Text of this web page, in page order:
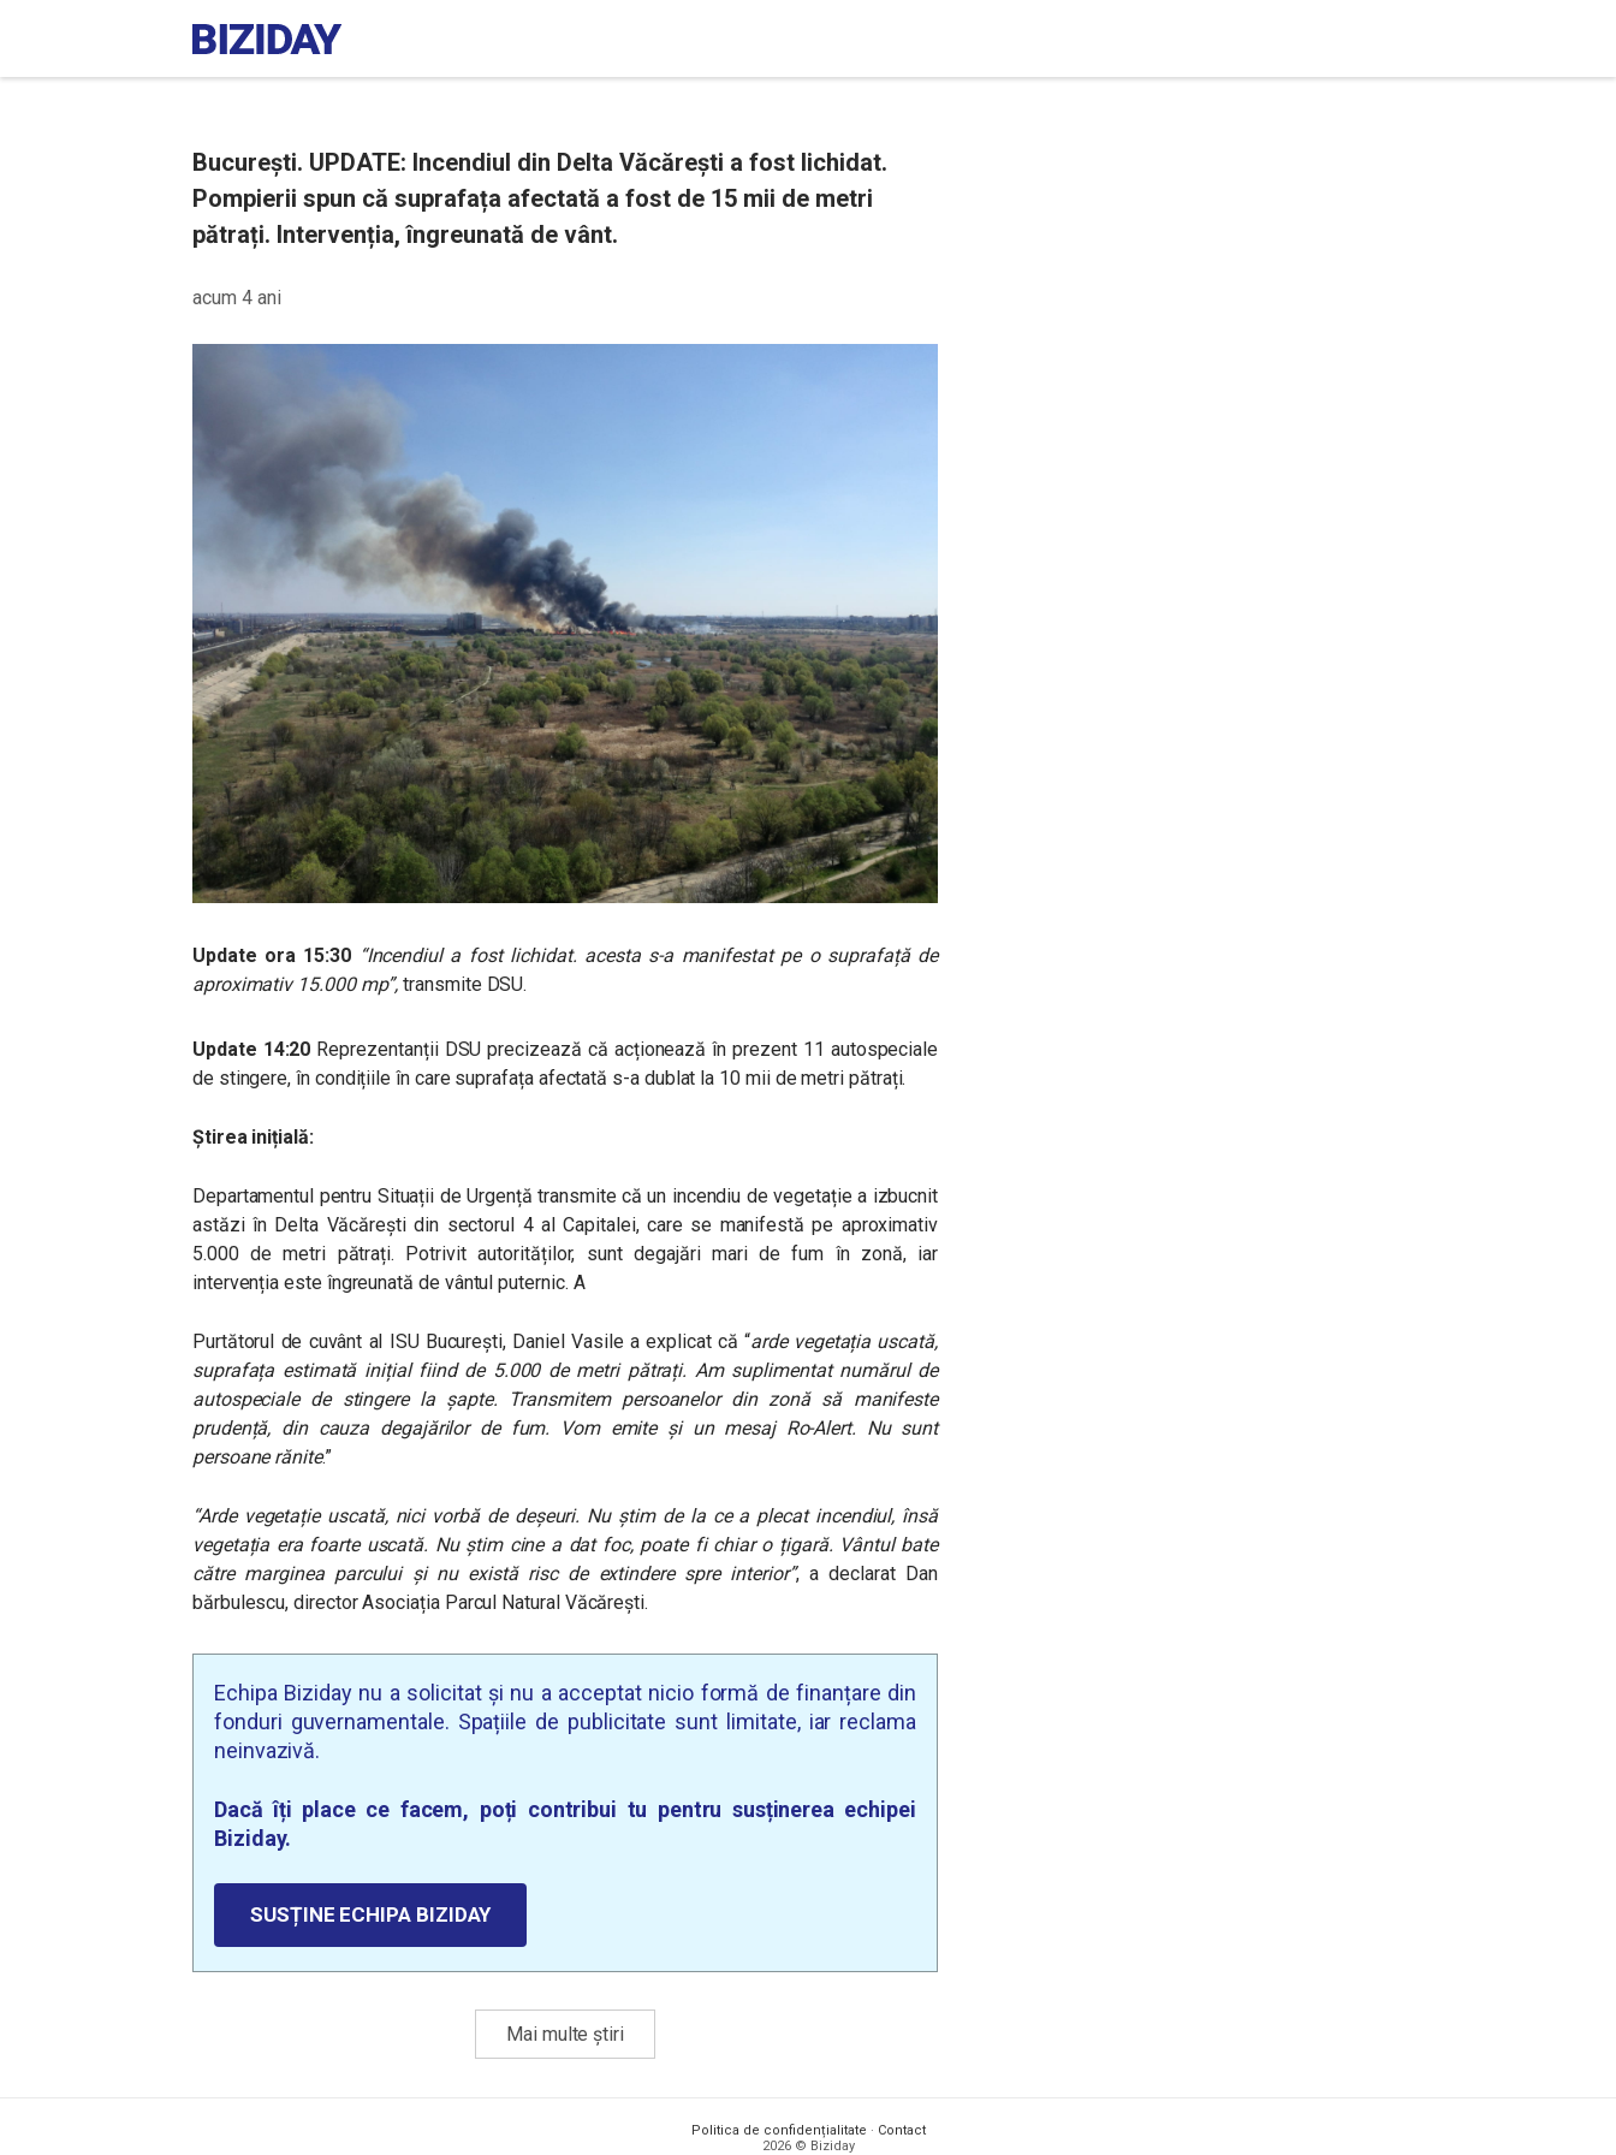
București. UPDATE: Incendiul din Delta Văcărești a fost lichidat.
Pompierii spun că suprafața afectată a fost de 15 mii de metri
pătrați. Intervenția, îngreunată de vânt.
acum 4 ani
Update ora 15:30 “Incendiul a fost lichidat. acesta s-a manifestat pe o suprafață de
aproximativ 15.000 mp”, transmite DSU.
Update 14:20 Reprezentanții DSU precizează că acționează în prezent 11 autospeciale
de stingere, în condițiile în care suprafața afectată s-a dublat la 10 mii de metri pătrați.
Știrea inițială:
Departamentul pentru Situații de Urgență transmite că un incendiu de vegetație a izbucnit
astăzi în Delta Văcărești din sectorul 4 al Capitalei, care se manifestă pe aproximativ
5.000 de metri pătrați. Potrivit autorităților, sunt degajări mari de fum în zonă, iar
intervenția este îngreunată de vântul puternic. A
Purtătorul de cuvânt al ISU București, Daniel Vasile a explicat că “arde vegetația uscată,
suprafața estimată inițial fiind de 5.000 de metri pătrați. Am suplimentat numărul de
autospeciale de stingere la șapte. Transmitem persoanelor din zonă să manifeste
prudență, din cauza degajărilor de fum. Vom emite și un mesaj Ro-Alert. Nu sunt
persoane rănite.”
“Arde vegetație uscată, nici vorbă de deșeuri. Nu știm de la ce a plecat incendiul, însă
vegetația era foarte uscată. Nu știm cine a dat foc, poate fi chiar o țigară. Vântul bate
către marginea parcului și nu există risc de extindere spre interior”, a declarat Dan
bărbulescu, director Asociația Parcul Natural Văcărești.
Echipa Biziday nu a solicitat și nu a acceptat nicio formă de finanțare din
fonduri guvernamentale. Spațiile de publicitate sunt limitate, iar reclama
neinvazivă.
Dacă îți place ce facem, poți contribui tu pentru susținerea echipei
Biziday.
SUSȚINE ECHIPA BIZIDAY
Mai multe știri
Politica de confidențialitate · Contact
2026 © Biziday